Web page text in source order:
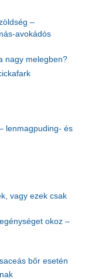
–
avokádós
nagy melegben?
lenmagpuding- és
vagy ezek csak
okoz –
bőr esetén